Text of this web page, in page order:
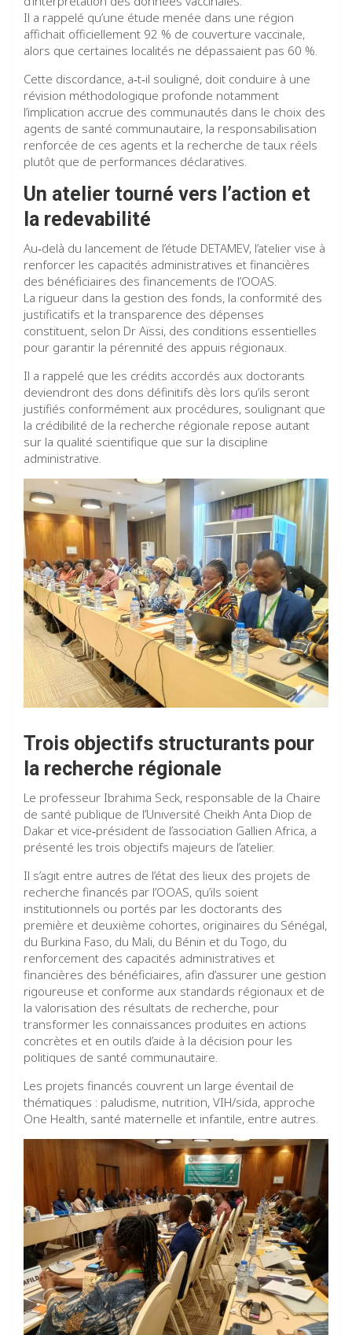
Il a rappelé qu’une étude menée dans une région
affichait officiellement 92 % de couverture vaccinale,
alors que certaines localités ne dépassaient pas 60 %.
Cette discordance, a‑t‑il souligné, doit conduire à une
révision méthodologique profonde notamment
l’implication accrue des communautés dans le choix des
agents de santé communautaire, la responsabilisation
renforcée de ces agents et la recherche de taux réels
plutôt que de performances déclaratives.
Un atelier tourné vers l’action et
la redevabilité
Au‑delà du lancement de l’étude DETAMEV, l’atelier vise à
renforcer les capacités administratives et financières
des bénéficiaires des financements de l’OOAS.
La rigueur dans la gestion des fonds, la conformité des
justificatifs et la transparence des dépenses
constituent, selon Dr Aïssi, des conditions essentielles
pour garantir la pérennité des appuis régionaux.
Il a rappelé que les crédits accordés aux doctorants
deviendront des dons définitifs dès lors qu’ils seront
justifiés conformément aux procédures, soulignant que
la crédibilité de la recherche régionale repose autant
sur la qualité scientifique que sur la discipline
administrative.
Trois objectifs structurants pour
la recherche régionale
Le professeur Ibrahima Seck, responsable de la Chaire
de santé publique de l’Université Cheikh Anta Diop de
Dakar et vice‑président de l’association Gallien Africa, a
présenté les trois objectifs majeurs de l’atelier.
Il s’agit entre autres de l’état des lieux des projets de
recherche financés par l’OOAS, qu’ils soient
institutionnels ou portés par les doctorants des
première et deuxième cohortes, originaires du Sénégal,
du Burkina Faso, du Mali, du Bénin et du Togo, du
renforcement des capacités administratives et
financières des bénéficiaires, afin d’assurer une gestion
rigoureuse et conforme aux standards régionaux et de
la valorisation des résultats de recherche, pour
transformer les connaissances produites en actions
concrètes et en outils d’aide à la décision pour les
politiques de santé communautaire.
Les projets financés couvrent un large éventail de
thématiques : paludisme, nutrition, VIH/sida, approche
One Health, santé maternelle et infantile, entre autres.